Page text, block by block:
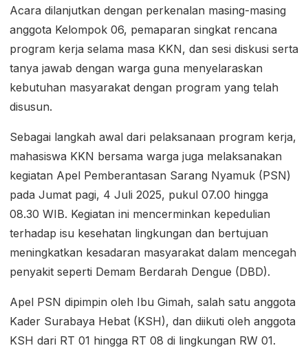
Acara dilanjutkan dengan perkenalan masing-masing
anggota Kelompok 06, pemaparan singkat rencana
program kerja selama masa KKN, dan sesi diskusi serta
tanya jawab dengan warga guna menyelaraskan
kebutuhan masyarakat dengan program yang telah
disusun.
Sebagai langkah awal dari pelaksanaan program kerja,
mahasiswa KKN bersama warga juga melaksanakan
kegiatan Apel Pemberantasan Sarang Nyamuk (PSN)
pada Jumat pagi, 4 Juli 2025, pukul 07.00 hingga
08.30 WIB. Kegiatan ini mencerminkan kepedulian
terhadap isu kesehatan lingkungan dan bertujuan
meningkatkan kesadaran masyarakat dalam mencegah
penyakit seperti Demam Berdarah Dengue (DBD).
Apel PSN dipimpin oleh Ibu Gimah, salah satu anggota
Kader Surabaya Hebat (KSH), dan diikuti oleh anggota
KSH dari RT 01 hingga RT 08 di lingkungan RW 01.